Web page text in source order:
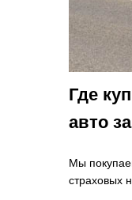
Где
авто
Мы
страховых